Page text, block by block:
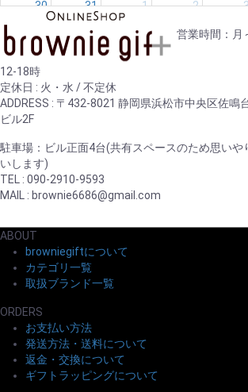
30 31 1 2
営業時間：
12-18時
定休日 : 火・水 / 不定休
ADDRESS : 〒432-8021 静岡県浜松市中央区佐鳴
ビル2F
駐車場：ビル正面4台(共有スペースのため思いや
いします)
TEL : 090-2910-9593
MAIL : brownie6686@gmail.com
ABOUT
browniegiftについて
カテゴリ一覧
取扱ブランド一覧
ORDERS
お支払い方法
発送方法・送料について
返金・交換について
ギフトラッピングについて